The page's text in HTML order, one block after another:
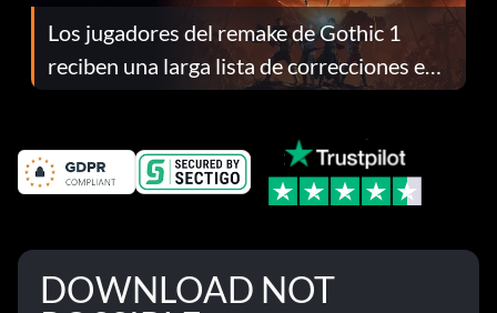
Los jugadores del remake de Gothic 1
reciben una larga lista de correcciones en
el parche 1.0.4
DOWNLOAD NOT